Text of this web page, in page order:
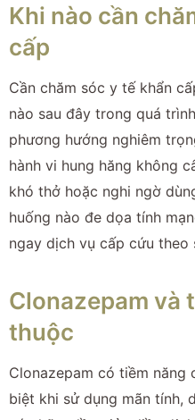
Khi nào cần
cấp
Cần chăm sóc y tế khẩn
nào sau đây trong quá
phương hướng nghiêm
hành vi hung hăng không
khó thở hoặc nghi ngờ
huống nào đe dọa tính
ngay dịch vụ cấp cứu theo
Clonazepam và
thuộc
Clonazepam có tiềm
biệt khi sử dụng mãn tính,